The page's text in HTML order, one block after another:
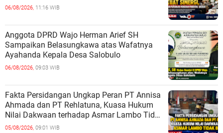
06/08/2026, 11:16 WIB
Anggota DPRD Wajo Herman Arief SH
Sampaikan Belasungkawa atas Wafatnya
Ayahanda Kepala Desa Salobulo
06/08/2026, 09:03 WIB
Fakta Persidangan Ungkap Peran PT Annisa
Ahmada dan PT Rehlatuna, Kuasa Hukum
Nilai Dakwaan terhadap Asmar Lambo Tidak
Berdasar
05/08/2026, 09:01 WIB